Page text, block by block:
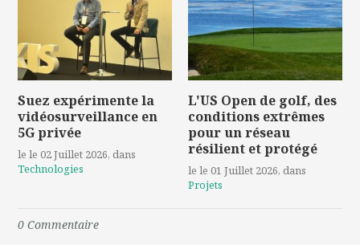
Suez expérimente la
vidéosurveillance en
5G privée
le le 02 Juillet 2026, dans
Technologies
L'US Open de golf, des
conditions extrêmes
pour un réseau
résilient et protégé
le le 01 Juillet 2026, dans
Projets
0 Commentaire